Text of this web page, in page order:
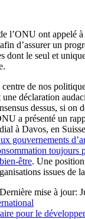
l’ONU ont appelé
d’assurer un
dont le seul et
de nos
déclaration
dessus, si on
a présenté un
à Davos, en
gouvernements
toujours
être. Une
issues de
Dernière mise à jour:
pour le